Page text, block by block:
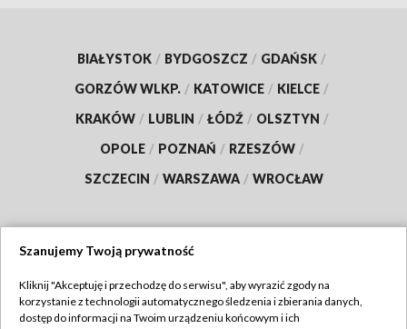
BIAŁYSTOK / BYDGOSZCZ / GDAŃSK /
GORZÓW WLKP. / KATOWICE / KIELCE /
KRAKÓW / LUBLIN / ŁÓDŹ / OLSZTYN /
OPOLE / POZNAŃ / RZESZÓW /
SZCZECIN / WARSZAWA / WROCŁAW
TVP
Szanujemy Twoją prywatność
Kliknij "Akceptuję i przechodzę do serwisu", aby wyrazić zgody na
korzystanie z technologii automatycznego śledzenia i zbierania danych,
dostęp do informacji na Twoim urządzeniu końcowym i ich